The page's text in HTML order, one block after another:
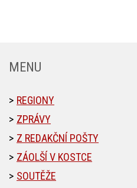
MENU
REGIONY
ZPRÁVY
Z REDAKČNÍ POŠTY
ZÁOLŠÍ V KOSTCE
SOUTĚŽE